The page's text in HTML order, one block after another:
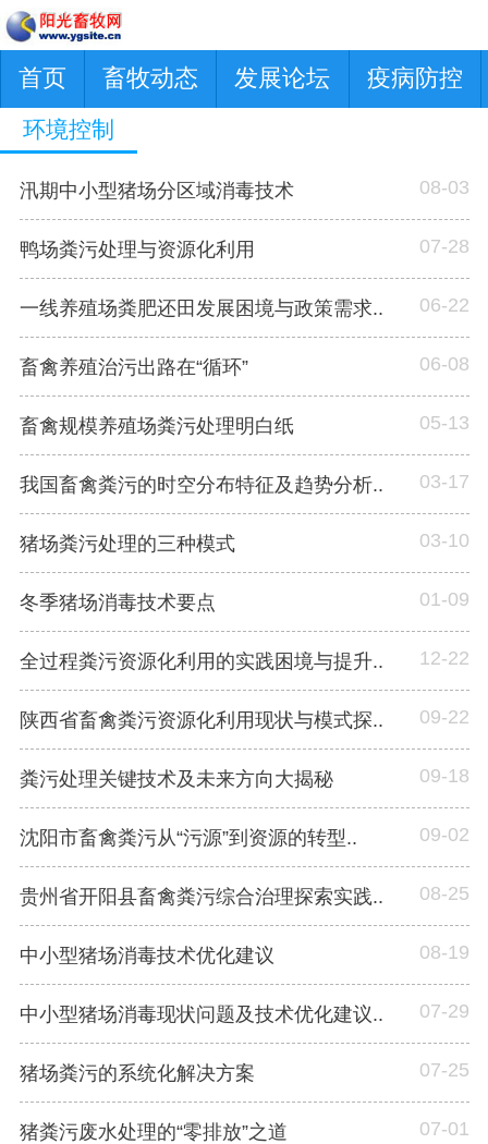
首页 畜牧动态 发展论坛 疫病防控
环境控制
汛期中小型猪场分区域消毒技术 08-03
鸭场粪污处理与资源化利用 07-28
一线养殖场粪肥还田发展困境与政策需求.. 06-22
畜禽养殖治污出路在“循环” 06-08
畜禽规模养殖场粪污处理明白纸 05-13
我国畜禽粪污的时空分布特征及趋势分析.. 03-17
猪场粪污处理的三种模式 03-10
冬季猪场消毒技术要点 01-09
全过程粪污资源化利用的实践困境与提升.. 12-22
陕西省畜禽粪污资源化利用现状与模式探.. 09-22
粪污处理关键技术及未来方向大揭秘 09-18
沈阳市畜禽粪污从“污源”到资源的转型.. 09-02
贵州省开阳县畜禽粪污综合治理探索实践.. 08-25
中小型猪场消毒技术优化建议 08-19
中小型猪场消毒现状问题及技术优化建议.. 07-29
猪场粪污的系统化解决方案 07-25
猪粪污废水处理的“零排放”之道 07-01